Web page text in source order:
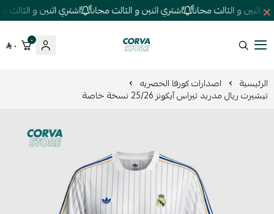
اثنين و الثالث مجاناً اشتري اثنين و الثالث مجاناً اشتري اثنين و الثالث
كورفا ستور
٠ ٠
الرئيسية اصدارات كورفا الحصريه
تيشيرت ريال مدريد تيراس آيكونز 25/26 نسخة خاصة